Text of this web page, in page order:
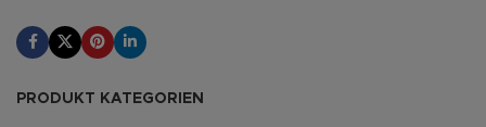
PRODUKT KATEGORIEN